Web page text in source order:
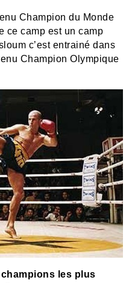
Champion du Monde
ce camp est un camp
c’est entrainé dans
Champion Olympique
les plus